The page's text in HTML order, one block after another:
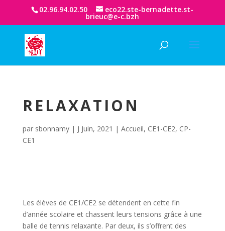
02.96.94.02.50 eco22.ste-bernadette.st-
brieuc@e-c.bzh
RELAXATION
par sbonnamy| J Juin, 2021 | Accueil, CE1-CE2, CP-
CE1
Les élèves de CE1/CE2 se détendent en cette fin
d’année scolaire et chassent leurs tensions grâce à une
balle de tennis relaxante. Par deux, ils s’offrent des